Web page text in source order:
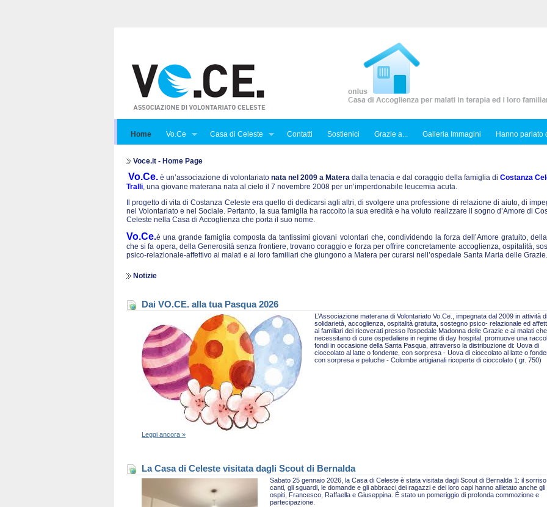
Home Vo.Ce Casa di Celeste Contatti Sostienici Grazie a... Galleria Immagini Hanno parlato
Voce.it - Home Page
Vo.Ce. è un’associazione di volontariato nata nel 2009 a Matera dalla tenacia e dal coraggio della famiglia di Costanza
Tralli, una giovane materana nata al cielo il 7 novembre 2008 per un’imperdonabile leucemia acuta.
Il progetto di vita di Costanza Celeste era quello di dedicarsi agli altri, di svolgere una professione di relazione di aiuto, di
nel Volontariato e nel Sociale. Pertanto, la sua famiglia ha raccolto la sua eredità e ha voluto realizzare il sogno d’Amore di
Celeste nella Casa di Accoglienza che porta il suo nome.
Vo.Ce.è una grande famiglia composta da tantissimi giovani volontari che, condividendo la forza dell’Amore gratuito,
che si fa opera, della Generosità senza frontiere, trovano coraggio e forza per offrire concretamente accoglienza, ospitalità,
psico-relazionale-affettivo ai malati e ai loro familiari che giungono a Matera per curarsi nell’ospedale Santa Maria delle Grazie.
Notizie
Dai VO.CE. alla tua Pasqua 2026
L’Associazione materana di Volontariato Vo.Ce., impegnata dal 2009 in attività di
solidarietà, accoglienza, ospitalità gratuita, sostegno psico- relazionale ed
ai familiari dei ricoverati presso l’ospedale Madonna delle Grazie e ai malati che
necessitano di cure ospedaliere in regime di day hospital, promuove una
fondi in occasione della Santa Pasqua, attraverso la distribuzione di: Uova di
cioccolato al latte o fondente, con sorpresa - Uova di cioccolato al latte o
con sorpresa e peluche - Colombe artigianali ricoperte di cioccolato ( gr. 750)
Leggi ancora »
La Casa di Celeste visitata dagli Scout di Bernalda
Sabato 25 gennaio 2026, la Casa di Celeste è stata visitata dagli Scout di Bernalda 1: il
canti, gli sguardi, le domande e gli abbracci dei ragazzi e dei loro capi hanno allietato anche gli
ospiti, Francesco, Raffaella e Giuseppina. È stato un pomeriggio di profonda commozione e
partecipazione.